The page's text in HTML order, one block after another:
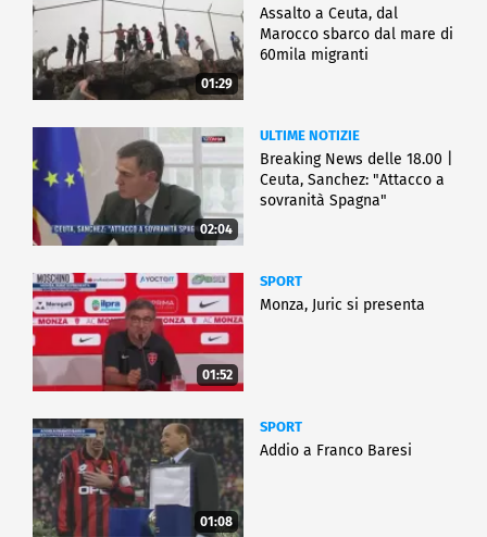
01:29
Assalto a Ceuta, dal
Marocco sbarco dal mare di
60mila migranti
02:04
ULTIME NOTIZIE
Breaking News delle 18.00 |
Ceuta, Sanchez: "Attacco a
sovranità Spagna"
01:52
SPORT
Monza, Juric si presenta
01:08
SPORT
Addio a Franco Baresi